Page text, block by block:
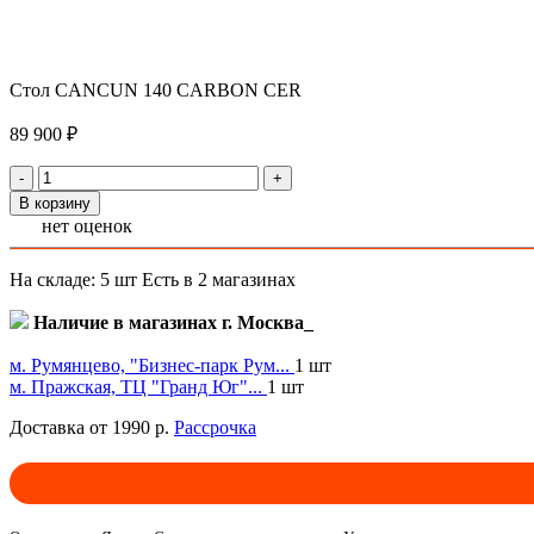
Стол CANCUN 140 CARBON CER
89 900 ₽
-
+
В корзину
нет оценок
На складе: 5 шт Есть в 2 магазинах
Наличие в магазинах г. Москва_
м. Румянцево, "Бизнес-парк Рум... 1 шт
м. Пражская, ТЦ "Гранд Юг"... 1 шт
Доставка от 1990 р. Рассрочка